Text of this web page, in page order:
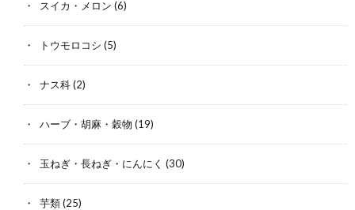
スイカ・メロン (6)
トウモロコシ (5)
ナス科(2)
ハーブ・胡麻・穀物 (19)
玉ねぎ・長ねぎ・にんにく (30)
芋類(25)